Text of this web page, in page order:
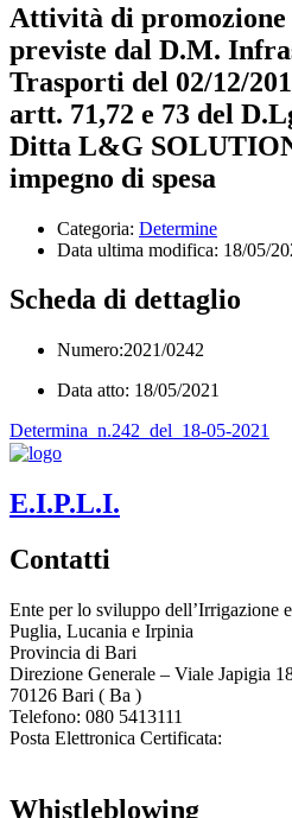
Attività di
previste dal D.M.
Trasporti del 02/12/
artt. 71,72 e 73 del
Ditta L&G
impegno di spesa
Categoria: Determine
Data ultima modifica: 18/05/
Scheda di dettaglio
Numero:2021/0242
Data atto: 18/05/2021
Determina_n.242_del_18-05-2021
E.I.P.L.I.
Contatti
Ente per lo sviluppo dell’Irrigazione
Puglia, Lucania e Irpinia
Provincia di Bari
Direzione Generale – Viale Japigia
70126 Bari ( Ba )
Telefono: 080 5413111
Posta Elettronica Certificata:
Whistleblowing